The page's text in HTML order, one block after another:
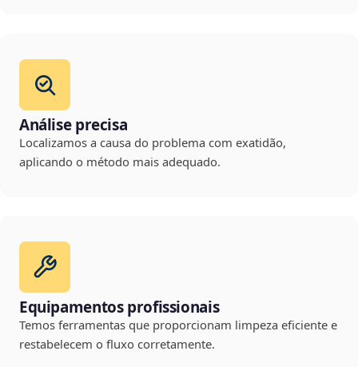
Análise precisa
Localizamos a causa do problema com exatidão,
aplicando o método mais adequado.
Equipamentos profissionais
Temos ferramentas que proporcionam limpeza eficiente e
restabelecem o fluxo corretamente.